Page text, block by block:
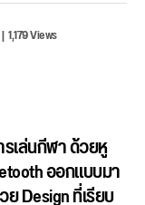
|1,179 Views
รเล่นกีฬา ด้วยหู
ออกแบบมา
Design ที่เรียบ